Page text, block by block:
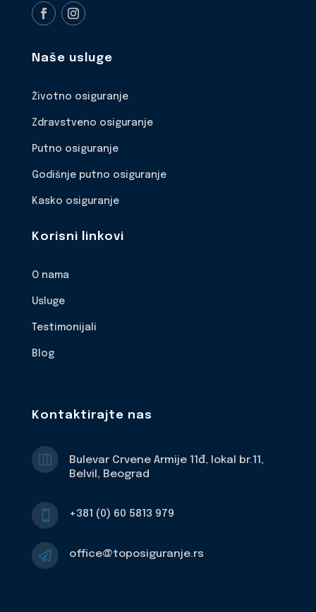
Naše usluge
Životno osiguranje
Zdravstveno osiguranje
Putno osiguranje
Godišnje putno osiguranje
Kasko osiguranje
Korisni linkovi
O nama
Usluge
Testimonijali
Blog
Kontaktirajte nas

Bulevar Crvene Armije 11đ, lokal br.11,
Belvil, Beograd
 +381 (0) 60 5813 979
 office@toposiguranje.rs